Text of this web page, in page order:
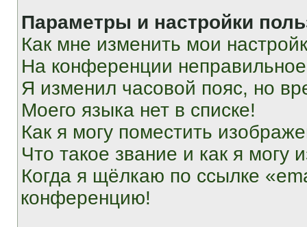
Параметры и настройки
Как мне изменить мои
На конференции
Я изменил часовой пояс, но
Моего языка нет в списке!
Как я могу поместить
Что такое звание и как я могу
Когда я щёлкаю по ссылке
конференцию!